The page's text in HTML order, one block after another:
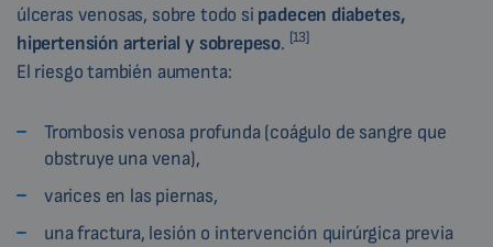
úlceras venosas, sobre todo si padecen diabetes,
hipertensión arterial y sobrepeso. [13]
El riesgo también aumenta:
Trombosis venosa profunda (coágulo de sangre que
obstruye una vena),
varices en las piernas,
una fractura, lesión o intervención quirúrgica previa